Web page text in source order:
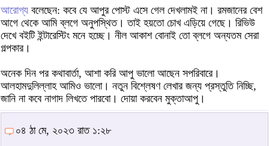
আরোগ্য বলেছেন: কবে যে আপুর পোস্ট এসে গেল দেখলামই না। রমজানের বেশ
আগে থেকে আমি ব্লগে অনুপস্থিত। তাই হয়তো চোখ এড়িয়ে গেছে। রিভিউ
দেখে বইটি ইন্টারেস্টিং মনে হচ্ছে। নীল আকাশ বোনাই তো ব্লগে অন্যতম সেরা
গল্পকার।
অনেক দিন পর কথাবার্তা, আশা করি আপু ভালো আছেন সপরিবারে।
আলহামদুলিল্লাহ আমিও ভালো। নতুন বিশ্লেষণ লেখার জন্য প্রস্তুতি নিচ্ছি,
জানি না কবে নাগাদ লিখতে পারবো। দোয়া করবেন মুক্তাআপু।
০৪ ঠা মে, ২০২৩ রাত ১:২৮